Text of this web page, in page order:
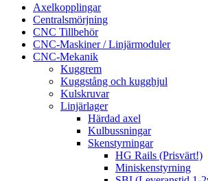
Axelkopplingar
Centralsmörjning
CNC Tillbehör
CNC-Maskiner / Linjärmoduler
CNC-Mekanik
Kuggrem
Kuggstång och kugghjul
Kulskruvar
Linjärlager
Härdad axel
Kulbussningar
Skenstyrningar
HG Rails (Prisvärt!)
Miniskenstyrning